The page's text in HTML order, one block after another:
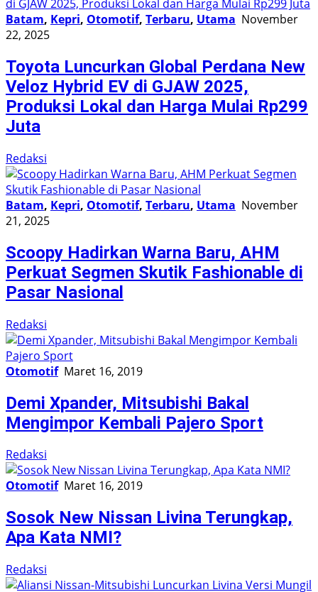
Batam, Kepri, Otomotif, Terbaru, Utama November
22, 2025
Toyota Luncurkan Global Perdana New
Veloz Hybrid EV di GJAW 2025,
Produksi Lokal dan Harga Mulai Rp299
Juta
Redaksi
Batam, Kepri, Otomotif, Terbaru, Utama November
21, 2025
Scoopy Hadirkan Warna Baru, AHM
Perkuat Segmen Skutik Fashionable di
Pasar Nasional
Redaksi
Otomotif Maret 16, 2019
Demi Xpander, Mitsubishi Bakal
Mengimpor Kembali Pajero Sport
Redaksi
Otomotif Maret 16, 2019
Sosok New Nissan Livina Terungkap,
Apa Kata NMI?
Redaksi